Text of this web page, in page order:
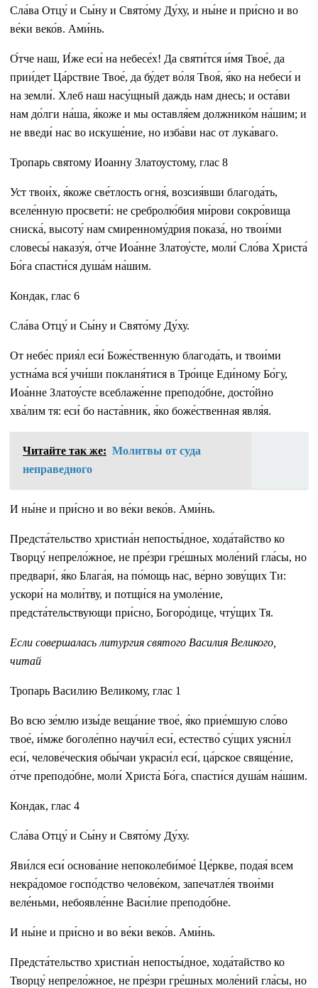
Сла́ва Отцу́ и Сы́ну и Свято́му Ду́ху, и ны́не и при́сно и во
ве́ки веко́в. Ами́нь.
О́тче наш, И́же еси́ на небесе́х! Да святи́тся и́мя Твое́, да
прии́дет Ца́рствие Твое́, да бу́дет во́ля Твоя́, я́ко на небеси́ и
на земли́. Хлеб наш насу́щный даждь нам днесь; и оста́ви
нам до́лги на́ша, я́коже и мы оставля́ем должнико́м на́шим; и
не введи́ нас во искуше́ние, но изба́ви нас от лука́ваго.
Тропарь святому Иоанну Златоустому, глас 8
Уст твои́х, я́коже све́тлость огня́, возсия́вши благода́ть,
вселе́нную просвети́: не сребролю́бия ми́рови сокро́вища
сниска́, высоту́ нам смиренному́дрия показа́, но твои́ми
словесы́ наказу́я, о́тче Иоа́нне Златоу́сте, моли́ Сло́ва Христа́
Бо́га спасти́ся душа́м на́шим.
Кондак, глас 6
Сла́ва Отцу́ и Сы́ну и Свято́му Ду́ху.
От небе́с прия́л еси́ Боже́ственную благода́ть, и твои́ми
устна́ма вся́ учи́ши покланя́тися в Тро́ице Еди́ному Бо́гу,
Иоа́нне Златоу́сте всеблаже́нне преподо́бне, досто́йно
хва́лим тя: еси́ бо наста́вник, я́ко боже́ственная явля́я.
Читайте так же: Молитвы от суда
неправедного
И ны́не и при́сно и во ве́ки веко́в. Ами́нь.
Предста́тельство христиа́н непосты́дное, хода́тайство ко
Творцу́ непрело́жное, не пре́зри гре́шных моле́ний гла́сы, но
предвари́, я́ко Блага́я, на по́мощь нас, ве́рно зову́щих Ти:
ускори́ на моли́тву, и потщи́ся на умоле́ние,
предста́тельствующи при́сно, Богоро́дице, чту́щих Тя.
Если совершалась литургия святого Василия Великого,
читай
Тропарь Василию Великому, глас 1
Во всю зе́млю изы́де веща́ние твое́, я́ко прие́мшую сло́во
твое́, и́мже боголе́пно научи́л еси́, естество́ су́щих уясни́л
еси́, челове́ческия обы́чаи украси́л еси́, ца́рское свяще́ние,
о́тче преподо́бне, моли́ Христа́ Бо́га, спасти́ся душа́м на́шим.
Кондак, глас 4
Сла́ва Отцу́ и Сы́ну и Свято́му Ду́ху.
Яви́лся еси́ основа́ние непоколеби́мое́ Це́ркве, подая́ всем
некра́домое госпо́дство челове́ком, запечатле́я твои́ми
веле́ньми, небоявле́нне Васи́лие преподо́бне.
И ны́не и при́сно и во ве́ки веко́в. Ами́нь.
Предста́тельство христиа́н непосты́дное, хода́тайство ко
Творцу́ непрело́жное, не пре́зри гре́шных моле́ний гла́сы, но